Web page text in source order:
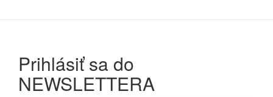
Prihlásiť sa do
NEWSLETTERA